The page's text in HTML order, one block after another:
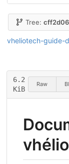
Tree:
vheliotech-guide-
6.2
KiB
Raw